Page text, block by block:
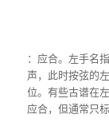
：应合。左手名
声，此时按弦的
位。有些古谱在
应合，但通常只